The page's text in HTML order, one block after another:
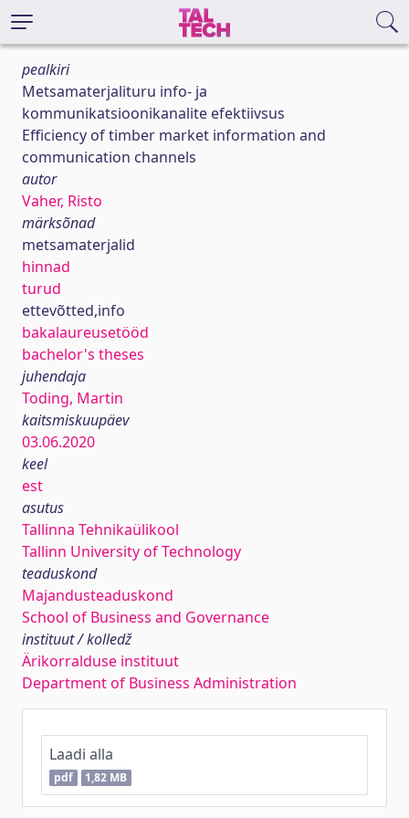
pealkiri
Metsamaterjalituru info- ja
kommunikatsioonikanalite efektiivsus
Efficiency of timber market information and
communication channels
autor
Vaher, Risto
märksõnad
metsamaterjalid
hinnad
turud
ettevõtted,info
bakalaureusetööd
bachelor's theses
juhendaja
Toding, Martin
kaitsmiskuupäev
03.06.2020
keel
est
asutus
Tallinna Tehnikaülikool
Tallinn University of Technology
teaduskond
Majandusteaduskond
School of Business and Governance
instituut / kolledž
Ärikorralduse instituut
Department of Business Administration
Laadi alla
pdf 1,82 MB